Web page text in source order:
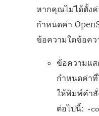
หากคุณไม่ได้ตั้ง
กำหนดค่า
ข้อความใดข้อค
ข้อความแส
กำหนดค่า
ให้พิมพ์คำสั่
ต่อไปนี้: -